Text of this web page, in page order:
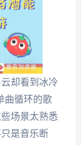
却看到冰冷
曲循环的歌
场景太熟悉
是音乐断